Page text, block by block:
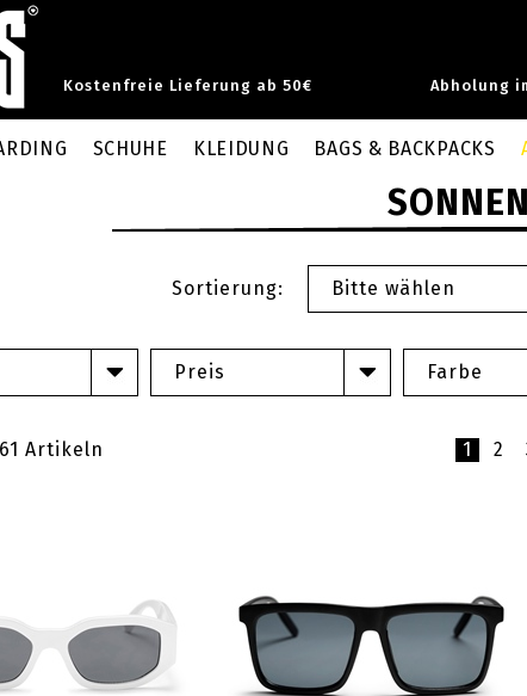
Kostenfreie Lieferung ab 50€ Abholung
SCHUHE KLEIDUNG BAGS & BACKPACKS
Sortierung: Bitte wählen
Preis Farbe
Artikeln 1 2